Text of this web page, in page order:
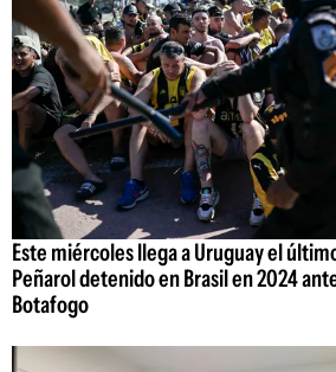
Este miércoles llega a Uruguay el
Peñarol detenido en Brasil en 2024
Botafogo